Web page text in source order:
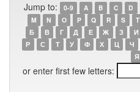
Jump to: 0-9 A B C D
M
N O P Q R S T
Б
В Г Д Е Ж З И
Р
С Т У Ф Х Ц Ч
Я
or enter first few letters: